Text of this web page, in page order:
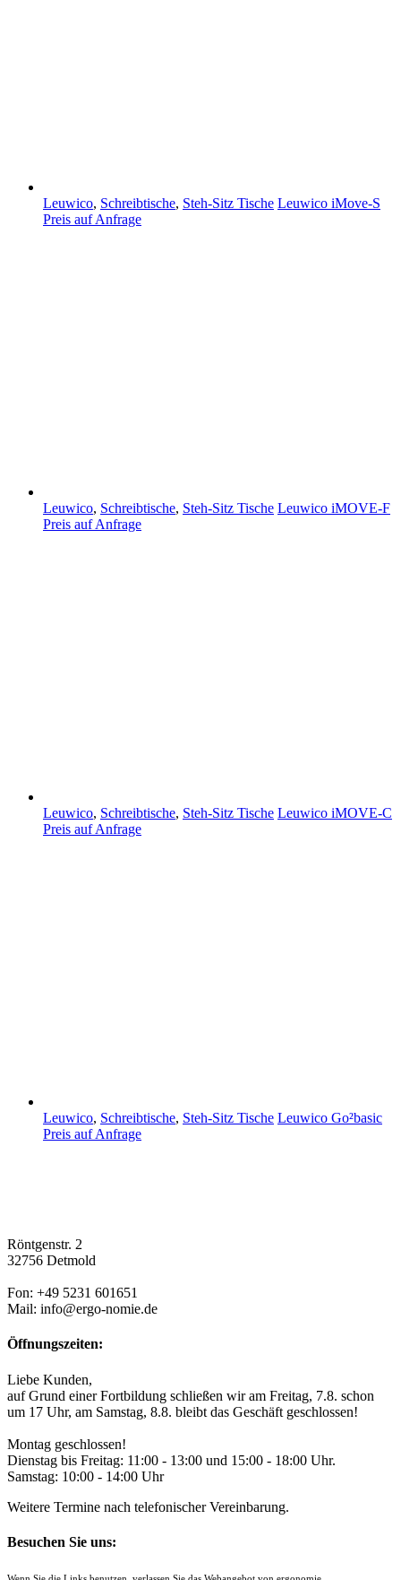
Leuwico, Schreibtische, Steh-Sitz Tische Leuwico iMove-S
Preis auf Anfrage
Leuwico, Schreibtische, Steh-Sitz Tische Leuwico iMOVE-F
Preis auf Anfrage
Leuwico, Schreibtische, Steh-Sitz Tische Leuwico iMOVE-C
Preis auf Anfrage
Leuwico, Schreibtische, Steh-Sitz Tische Leuwico Go²basic
Preis auf Anfrage
Röntgenstr. 2
32756 Detmold
Fon: +49 5231 601651
Mail: info@ergo-nomie.de
Öffnungszeiten:
Liebe Kunden,
auf Grund einer Fortbildung schließen wir am Freitag, 7.8. schon
um 17 Uhr, am Samstag, 8.8. bleibt das Geschäft geschlossen!
Montag geschlossen!
Dienstag bis Freitag: 11:00 - 13:00 und 15:00 - 18:00 Uhr.
Samstag: 10:00 - 14:00 Uhr
Weitere Termine nach telefonischer Vereinbarung.
Besuchen Sie uns: